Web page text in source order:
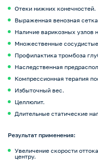
Отеки нижних конечностей.
Выраженная венозная
Наличие варикозных узлов
Множественные
Профилактика тромбоза
Наследственная
Компрессионная терапия
Избыточный вес.
Целлюлит.
Длительные статические
Результат применения:
Увеличение скорости
центру.